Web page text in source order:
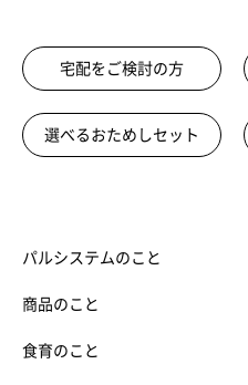
宅配をご検討の方
選べるおためしセット
パルシステムのこと
商品のこと
食育のこと